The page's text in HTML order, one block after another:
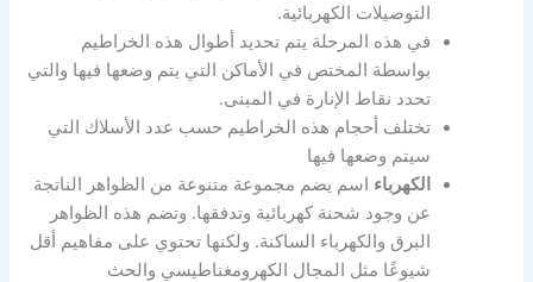
التوصيلات الكهربائية.
في هذه المرحلة يتم تحديد أطوال هذه الخراطيم
بواسطة المختص في الأماكن التي يتم وضعها فيها والتي
تحدد نقاط الإنارة في المبنى.
تختلف أحجام هذه الخراطيم حسب عدد الأسلاك التي
سيتم وضعها فيها
الكهرباء اسم يضم مجموعة متنوعة من الظواهر الناتجة
عن وجود شحنة كهربائية وتدفقها. وتضم هذه الظواهر
البرق والكهرباء الساكنة. ولكنها تحتوي على مفاهيم أقل
شيوعًا مثل المجال الكهرومغناطيسي والحث